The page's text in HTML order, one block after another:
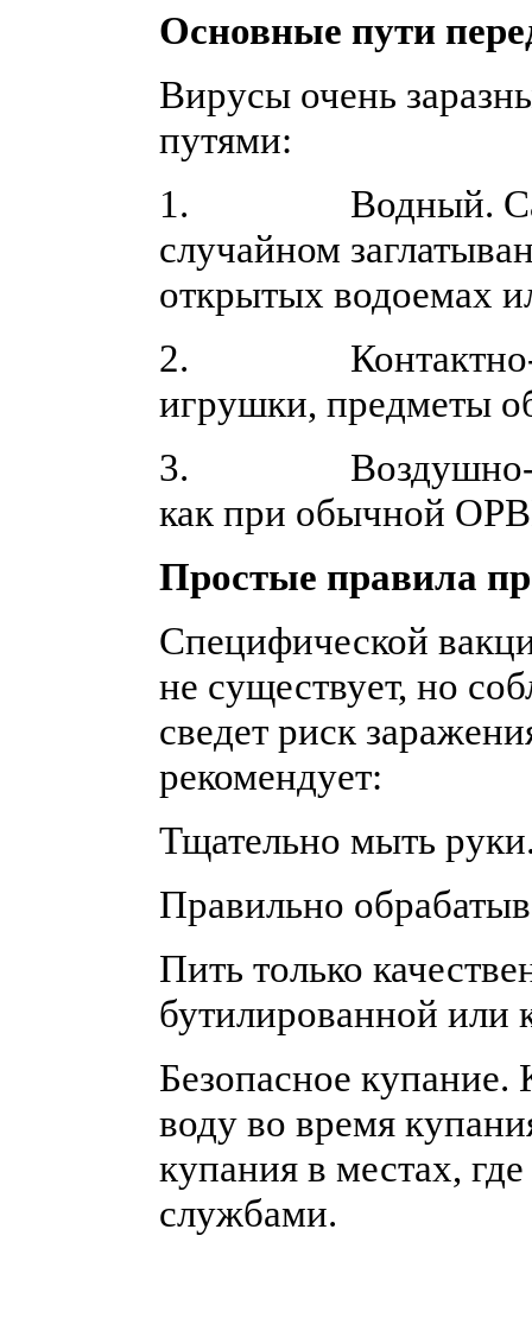
Основные пути
Вирусы очень
путями:
1. Водный.
случайном
открытых водоемах
2. Контактно-
игрушки, предметы
3. Воздушно-
как при обычной
Простые правила
Специфической
не существует, но
сведет риск
рекомендует:
Тщательно мыть
Правильно
Пить только
бутилированной или
Безопасное купание.
воду во время
купания в местах,
службами.